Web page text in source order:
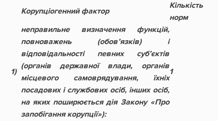
Корупціогенний фактор
Кількість
норм
1)
неправильне визначення функцій,
повноважень (обов’язків) і
відповідальності певних суб’єктів
(органів державної влади, органів
місцевого самоврядування, їхніх
посадових і службових осіб, інших осіб,
на яких поширюється дія Закону «Про
запобігання корупції»):
1